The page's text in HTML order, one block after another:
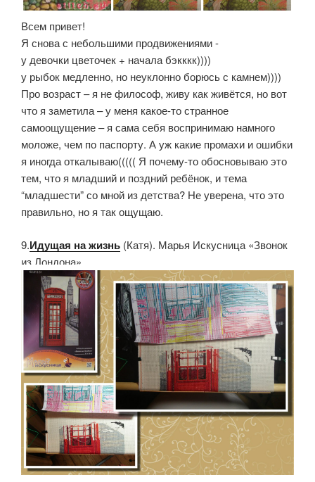
Всем привет!
Я снова с небольшими продвижениями -
у девочки цветочек + начала бэкккк))))
у рыбок медленно, но неуклонно борюсь с камнем))))
Про возраст – я не философ, живу как живётся, но вот
что я заметила – у меня какое-то странное
самоощущение – я сама себя воспринимаю намного
моложе, чем по паспорту. А уж какие промахи и ошибки
я иногда откалываю((((( Я почему-то обосновываю это
тем, что я младший и поздний ребёнок, и тема
“младшести” со мной из детства? Не уверена, что это
правильно, но я так ощущаю.
9.Идущая на жизнь (Катя). Марья Искусница «Звонок
из Лондона»